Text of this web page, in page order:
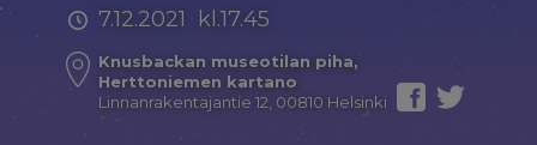
7.12.2021 kl.17.45
Knusbackan museotilan piha,
Herttoniemen kartano
Linnanrakentajantie 12, 00810 Helsinki